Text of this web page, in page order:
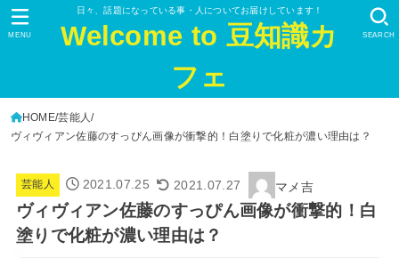
日々、話題になっている事・人についてお届けしています！
Welcome to 豆知識カ
フェ
SEARCH
MENU
HOME 芸能人
ヴィヴィアン佐藤のすっぴん画像が衝撃的！白塗りで化粧が濃い理由は？
芸能人 2021.07.25 2021.07.27 マメ吉
ヴィヴィアン佐藤のすっぴん画像が衝撃的！白
塗りで化粧が濃い理由は？